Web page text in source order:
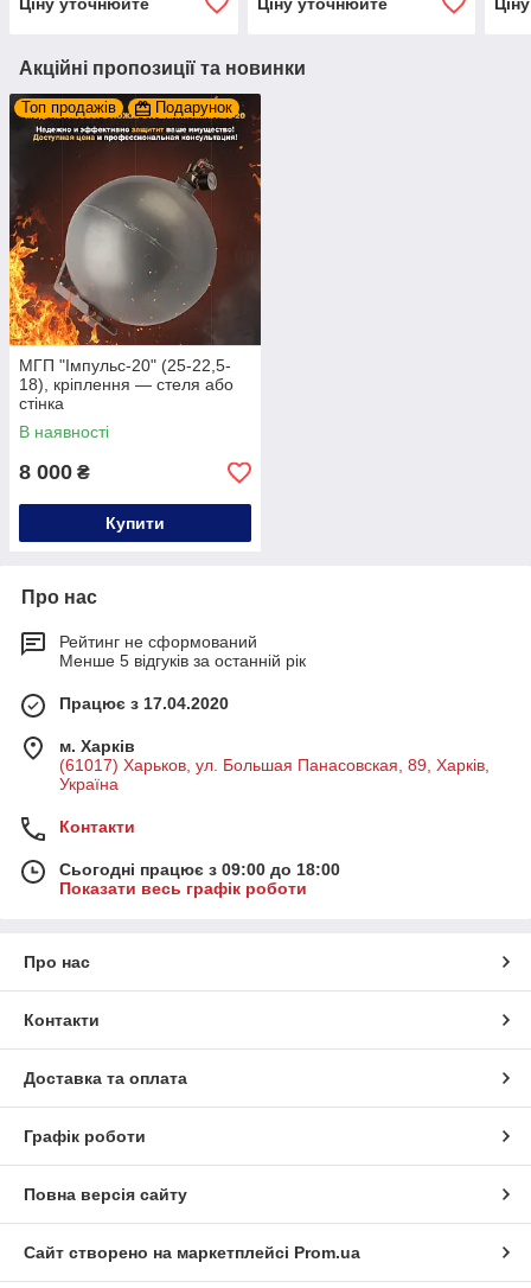
Ціну уточнюйте
Ціну уточнюйте
Акційні пропозиції та новинки
Топ продажів Подарунок
МГП "Імпульс-20" (25-22,5-
18), кріплення — стеля або
стінка
В наявності
8 000 ₴
Купити
Про нас
Рейтинг не сформований
Менше 5 відгуків за останній рік
Працює з 17.04.2020
м. Харків
(61017) Харьков, ул. Большая Панасовская, 89, Харків,
Україна
Контакти
Сьогодні працює з 09:00 до 18:00
Показати весь графік роботи
Про нас
Контакти
Доставка та оплата
Графік роботи
Повна версія сайту
Сайт створено на маркетплейсі Prom.ua